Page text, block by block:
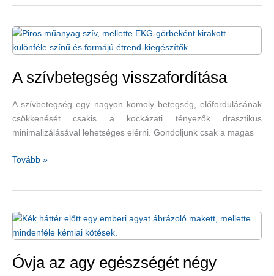
relaxációs
technikák
A szívbetegség visszafordítása
A szívbetegség egy nagyon komoly betegség, előfordulásának
csökkenését csakis a kockázati tényezők drasztikus
minimalizálásával lehetséges elérni. Gondoljunk csak a magas
A
Tovább »
Óvja az agy egészségét négy